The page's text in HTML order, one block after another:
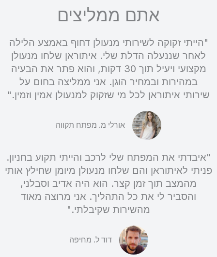
אתם ממליצים
"הייתי זקוקה לשירותי מנעולן דחוף באמצע הלילה
לאחר שננעלה הדלת שלי. איתוראן שלחו מנעולן
מקצועי ויעיל תוך 30 דקות, והוא פתר את הבעיה
במהירות ובמחיר הוגן. אני ממליצה בחום על
שירותי איתוראן לכל מי שזקוק למנעולן אמין וזמין."
אורלי מ. מפתח תקווה
"איבדתי את המפתח שלי לרכב והייתי תקוע בחניון.
פניתי לאיתוראן והם שלחו מנעולן מיומן שחילץ אותי
מהמצב תוך זמן קצר. הוא היה אדיב וסבלני,
והסביר לי את כל התהליך. אני מרוצה מאוד
מהשירות שקיבלתי."
דוד ל. מחיפה